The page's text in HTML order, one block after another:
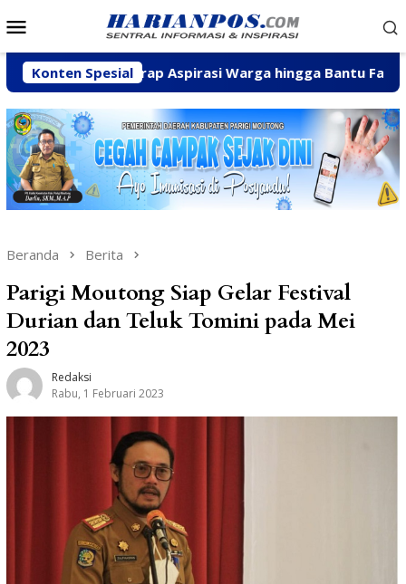
ke
Mobile
Konten Spesial
Serap Aspirasi Warga hingga Bantu Fasilitas Tempat
Beranda Berita
Parigi Moutong Siap Gelar Festival
Durian dan Teluk Tomini pada Mei
2023
Redaksi
Rabu, 1 Februari 2023